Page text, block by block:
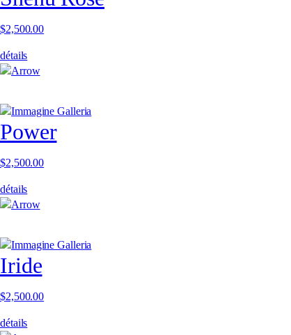
$2,500.00
détails
Power
$2,500.00
détails
Iride
$2,500.00
détails